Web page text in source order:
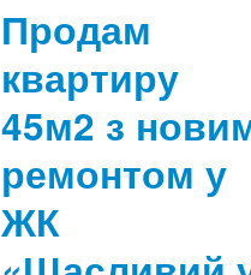
Продам
квартиру
45м2 з
ремонтом у
ЖК